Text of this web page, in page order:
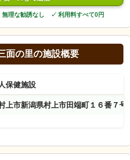
理な勧誘なし ✓ 利用料すべて0円
の里の施設概要
保健施設
上市新潟県村上市田端町１６番７号